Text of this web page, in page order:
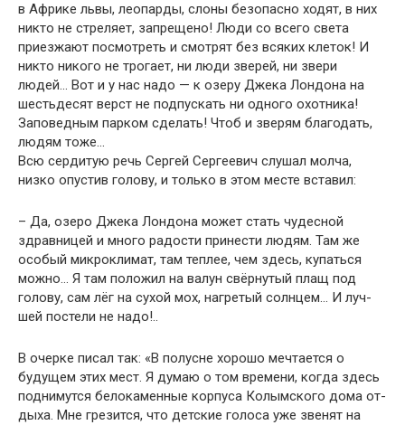
в Африке львы, леопарды, слоны безопасно ходят, в них
никто не стреляет, запрещено! Люди со всего света
приезжают посмотреть и смотрят без всяких клеток! И
никто никого не трогает, ни люди зверей, ни звери
людей… Вот и у нас надо — к озеру Джека Лондона на
шестьдесят верст не подпускать ни одного охотника!
Заповедным парком сделать! Чтоб и зверям благодать,
людям тоже…
Всю сердитую речь Сергей Сергеевич слушал молча,
низко опустив голову, и только в этом месте вставил:
– Да, озеро Джека Лондона может стать чудесной
здравницей и много радости принести людям. Там же
особый микроклимат, там теплее, чем здесь, купаться
можно… Я там положил на валун свёрнутый плащ под
голову, сам лёг на сухой мох, нагретый солнцем… И луч­
шей постели не надо!..
В очерке писал так: «В полусне хорошо мечтается о
будущем этих мест. Я думаю о том времени, когда здесь
поднимутся белокаменные корпуса Колымского дома от­
дыха. Мне грезится, что детские голоса уже звенят на